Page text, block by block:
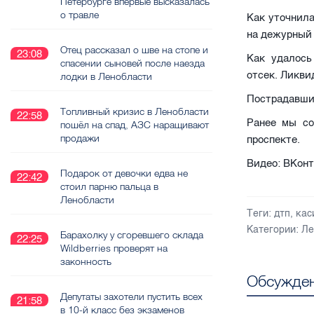
Как
на дежурный
Как
отсек.
Ранее мы
проспекте.
Видео:
Теги: дтп,
Категории:
о травле
23:08
Отец рассказал о шве на стопе и
спасении сыновей после наезда
лодки в Ленобласти
22:58
Топливный кризис в Ленобласти
пошёл на спад, АЗС наращивают
продажи
22:42
Подарок от девочки едва не
стоил парню пальца в
Ленобласти
22:25
Барахолку у сгоревшего склада
Wildberries проверят на
законность
21:58
Депутаты захотели пустить всех
в 10-й класс без экзаменов